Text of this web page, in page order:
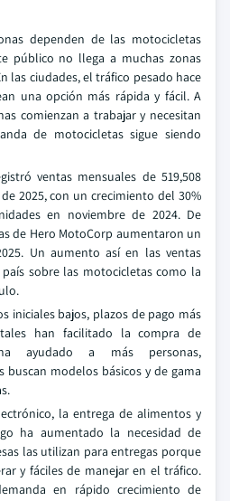
dependen de las motocicletas
público no llega a muchas zonas
las ciudades, el tráfico pesado hace
una opción más rápida y fácil. A
comienzan a trabajar y necesitan
de motocicletas sigue siendo
ventas mensuales de 519,508
2025, con un crecimiento del 30%
en noviembre de 2024. De
de Hero MotoCorp aumentaron un
Un aumento así en las ventas
sobre las motocicletas como la
iniciales bajos, plazos de pago más
han facilitado la compra de
ayudado a más personas,
buscan modelos básicos y de gama
la entrega de alimentos y
ha aumentado la necesidad de
las utilizan para entregas porque
y fáciles de manejar en el tráfico.
en rápido crecimiento de